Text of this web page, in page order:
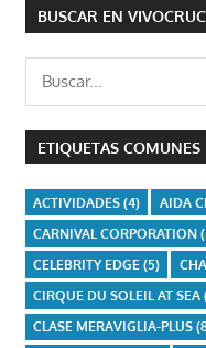
BUSCAR EN
Buscar:
ETIQUETAS COMUNES
ACTIVIDADES(4) AIDA
CARNIVAL CORPORATION
CELEBRITY EDGE (5)
CIRQUE DU SOLEIL AT SEA
CLASE MERAVIGLIA-PLUS